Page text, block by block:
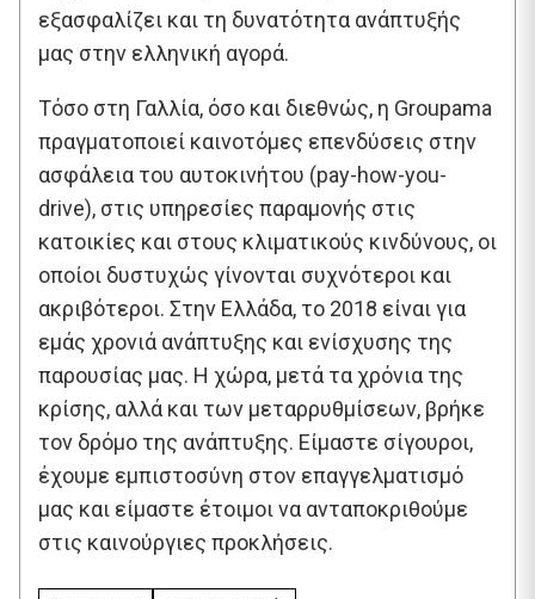
εξασφαλίζει και τη δυνατότητα ανάπτυξής
μας στην ελληνική αγορά.
Τόσο στη Γαλλία, όσο και διεθνώς, η Groupama
πραγματοποιεί καινοτόμες επενδύσεις στην
ασφάλεια του αυτοκινήτου (pay-how-you-
drive), στις υπηρεσίες παραμονής στις
κατοικίες και στους κλιματικούς κινδύνους, οι
οποίοι δυστυχώς γίνονται συχνότεροι και
ακριβότεροι. Στην Ελλάδα, το 2018 είναι για
εμάς χρονιά ανάπτυξης και ενίσχυσης της
παρουσίας μας. Η χώρα, μετά τα χρόνια της
κρίσης, αλλά και των μεταρρυθμίσεων, βρήκε
τον δρόμο της ανάπτυξης. Είμαστε σίγουροι,
έχουμε εμπιστοσύνη στον επαγγελματισμό
μας και είμαστε έτοιμοι να ανταποκριθούμε
στις καινούργιες προκλήσεις.